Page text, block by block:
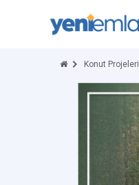
Konut Projeleri